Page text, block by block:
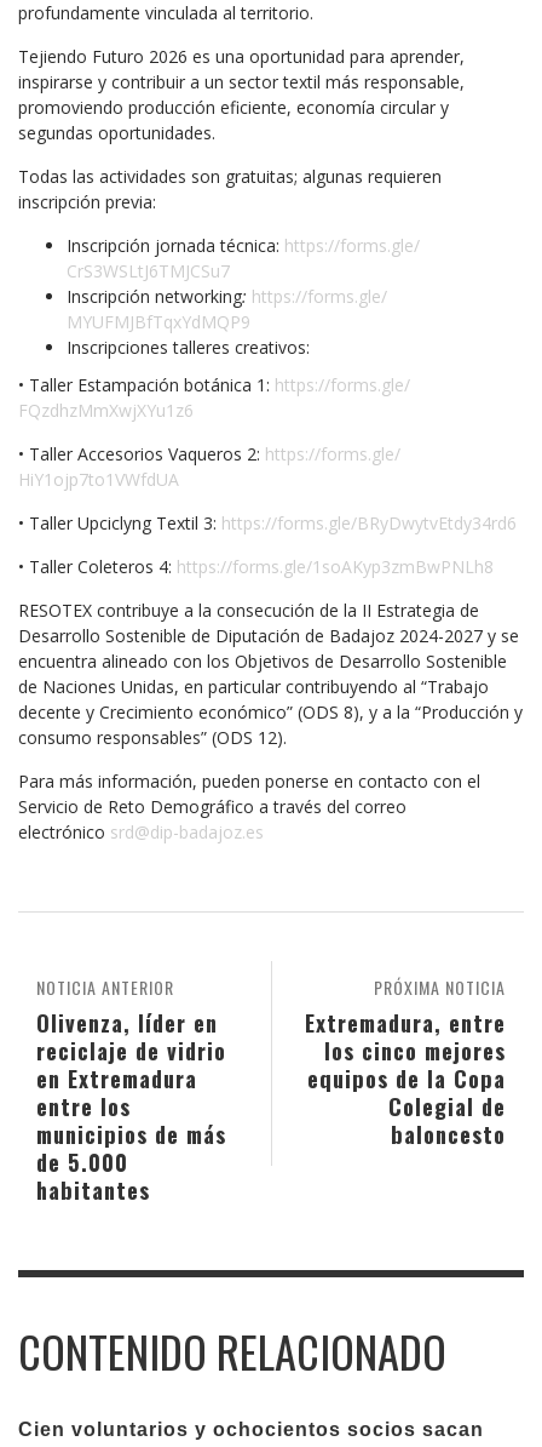
profundamente vinculada al territorio.
Tejiendo Futuro 2026 es una oportunidad para aprender,
inspirarse y contribuir a un sector textil más responsable,
promoviendo producción eficiente, economía circular y
segundas oportunidades.
Todas las actividades son gratuitas; algunas requieren
inscripción previa:
Inscripción jornada técnica: https://forms.gle/
CrS3WSLtJ6TMJCSu7
Inscripción networking: https://forms.gle/
MYUFMJBfTqxYdMQP9
Inscripciones talleres creativos:
• Taller Estampación botánica 1: https://forms.gle/
FQzdhzMmXwjXYu1z6
• Taller Accesorios Vaqueros 2: https://forms.gle/
HiY1ojp7to1VWfdUA
• Taller Upciclyng Textil 3: https://forms.gle/BRyDwytvEtdy34rd6
• Taller Coleteros 4: https://forms.gle/1soAKyp3zmBwPNLh8
RESOTEX contribuye a la consecución de la II Estrategia de
Desarrollo Sostenible de Diputación de Badajoz 2024-2027 y se
encuentra alineado con los Objetivos de Desarrollo Sostenible
de Naciones Unidas, en particular contribuyendo al “Trabajo
decente y Crecimiento económico” (ODS 8), y a la “Producción y
consumo responsables” (ODS 12).
Para más información, pueden ponerse en contacto con el
Servicio de Reto Demográfico a través del correo
electrónico srd@dip-badajoz.es
PRÓXIMA NOTICIA
Extremadura, entre
los cinco mejores
equipos de la Copa
Colegial de
baloncesto
NOTICIA ANTERIOR
Olivenza, líder en
reciclaje de vidrio
en Extremadura
entre los
municipios de más
de 5.000
habitantes
CONTENIDO RELACIONADO
Cien voluntarios y ochocientos socios sacan